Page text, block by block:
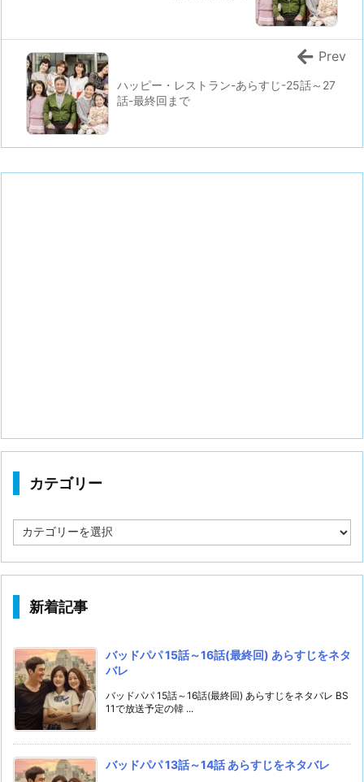
ハッピー・レストラン-あらすじ-25話～27
話-最終回まで
Prev
カテゴリー
テ
リ
新着記事
バッドパパ 15話～16話(最終回) あらすじをネタ
バレ
バッドパパ 15話～16話(最終回) あらすじをネタバレ BS
11で放送予定の韓 ...
バッドパパ 13話～14話 あらすじをネタバレ